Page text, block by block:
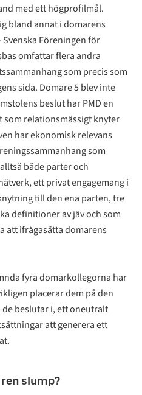
med ett högprofilmål.
bland annat i domarens
Svenska Föreningen för
omfattar flera andra
som precis som
sida. Domare 5 blev inte
beslut har PMD en
som relationsmässigt knyter
har ekonomisk relevans
som
både parter och
ett privat engagemang i
till den ena parten, tre
definitioner av jäv och som
att ifrågasätta domarens
fyra domarkollegorna har
placerar dem på den
beslutar i, ett oneutralt
att generera ett
slump?